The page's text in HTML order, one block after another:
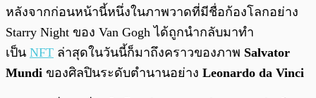
พร้อมเล่น 0:00 0:00
หลังจากก่อนหน้านี้หนึ่งในภาพวาดที่มีชื่อก้องโลกอย่าง
Starry Night ของ Van Gogh ได้ถูกนำกลับมาทำ
เป็น NFT ล่าสุดในวันนี้ก็มาถึงคราวของภาพ Salvator
Mundi ของศิลปินระดับตำนานอย่าง Leonardo da Vinci